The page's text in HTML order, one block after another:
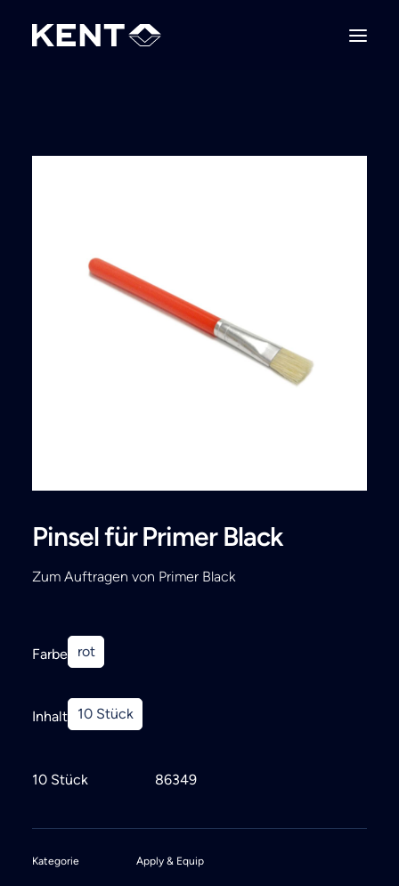
Pinsel für Primer Black
Zum Auftragen von Primer Black
Farbe rot
Inhalt 10 Stück
10 Stück 86349
Kategorie Apply & Equip